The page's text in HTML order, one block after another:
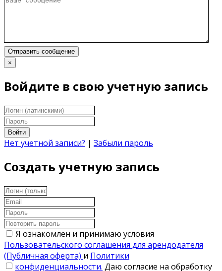
Отправить сообщение
×
Войдите в свою учетную запись
Войти
Нет учетной записи? | Забыли пароль
Создать учетную запись
Я ознакомлен и принимаю условия
Пользовательского соглашения для арендодателя
(Публичная оферта) и Политики
конфиденциальности. Даю согласие на обработку